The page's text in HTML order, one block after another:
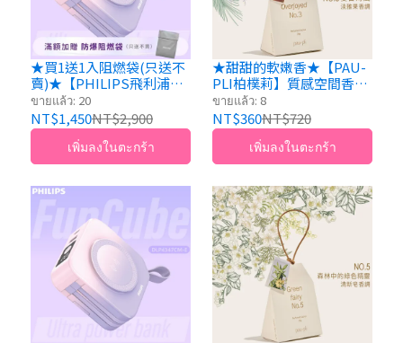
★買1送1入阻燃袋(只送不
賣)★【PHILIPS飛利浦】
FunCube｜多合一磁吸行
動電源Type C 粉紫漸變(不
含萬國轉接頭)
DLP4348CM-E
ขายแล้ว: 20
NT$1,450NT$2,900
เพิ่มลงในตะกร้า
★甜甜的軟嫩香★【PAU-
PLI柏樸莉】質感空間香氛
袋｜NO.3:Over joyed夏日
海風 1ea*20g
ขายแล้ว: 8
NT$360NT$720
เพิ่มลงในตะกร้า